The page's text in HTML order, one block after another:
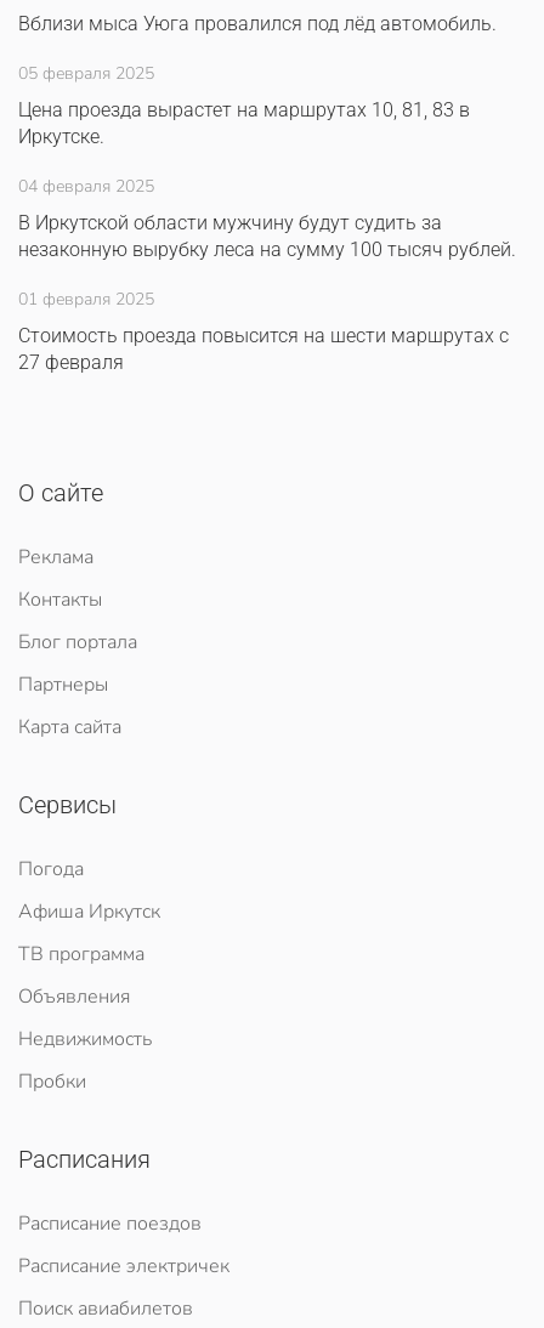
Вблизи мыса Уюга провалился под лёд автомобиль.
05 февраля 2025
Цена проезда вырастет на маршрутах 10, 81, 83 в
Иркутске.
04 февраля 2025
В Иркутской области мужчину будут судить за
незаконную вырубку леса на сумму 100 тысяч рублей.
01 февраля 2025
Стоимость проезда повысится на шести маршрутах с
27 февраля
О сайте
Реклама
Контакты
Блог портала
Партнеры
Карта сайта
Сервисы
Погода
Афиша Иркутск
ТВ программа
Объявления
Недвижимость
Пробки
Расписания
Расписание поездов
Расписание электричек
Поиск авиабилетов